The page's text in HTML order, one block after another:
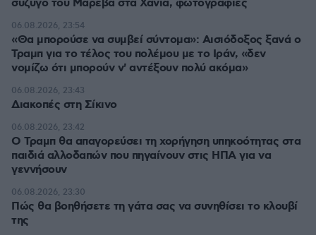
σύζυγό του Μαρέβα στα Χανιά, φωτογραφίες
«Θα μπορούσε να συμβεί σύντομα»: Αισιόδοξος ξανά ο
Τραμπ για το τέλος του πολέμου με το Ιράν, «δεν
νομίζω ότι μπορούν ν' αντέξουν πολύ ακόμα»
06.08.2026, 23:54
Διακοπές στη Σίκινο
06.08.2026, 23:43
Ο Τραμπ θα απαγορεύσει τη χορήγηση υπηκοότητας στα
παιδιά αλλοδαπών που πηγαίνουν στις ΗΠΑ για να
γεννήσουν
06.08.2026, 23:42
Πώς θα βοηθήσετε τη γάτα σας να συνηθίσει το κλουβί
της
06.08.2026, 23:30